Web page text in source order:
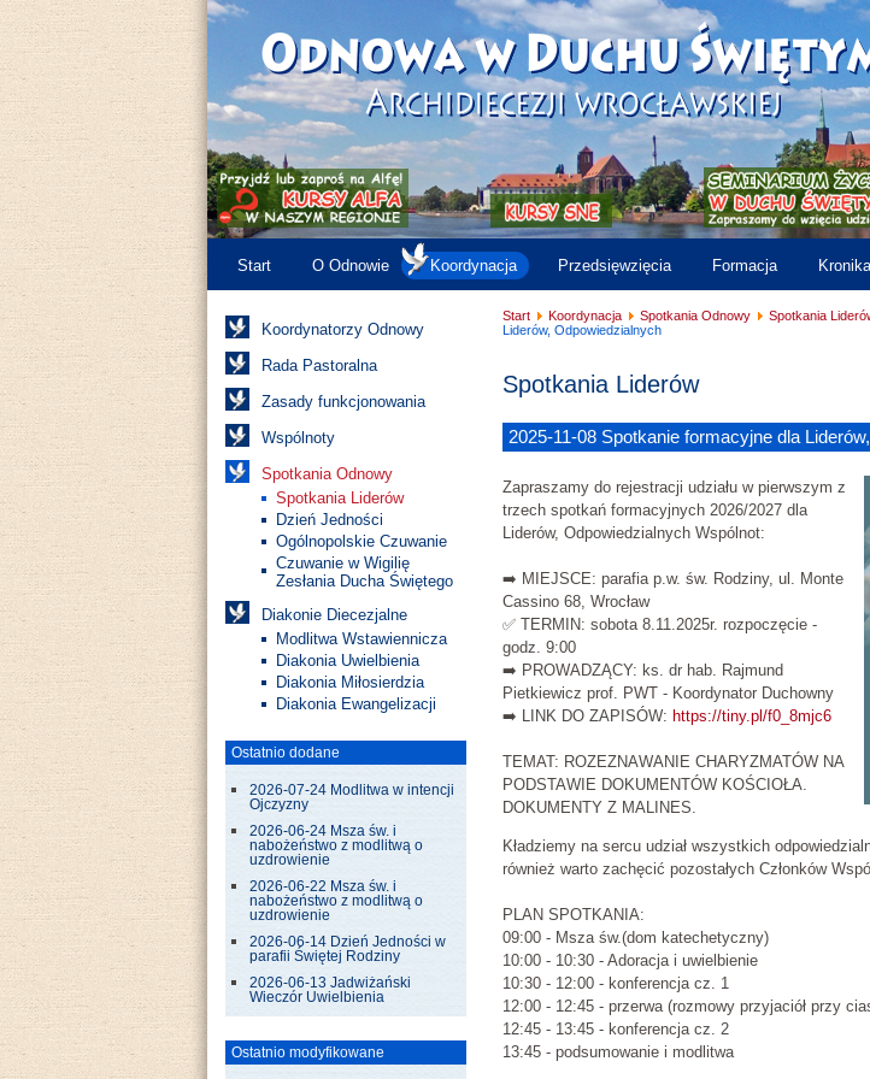
Start O Odnowie Koordynacja Przedsięwzięcia Formacja Kronika
Koordynatorzy Odnowy
Rada Pastoralna
Zasady funkcjonowania
Wspólnoty
Spotkania Odnowy
Spotkania Liderów
Dzień Jedności
Ogólnopolskie Czuwanie
Czuwanie w Wigilię
Zesłania Ducha Świętego
Diakonie Diecezjalne
Modlitwa Wstawiennicza
Diakonia Uwielbienia
Diakonia Miłosierdzia
Diakonia Ewangelizacji
Ostatnio dodane
2026-07-24 Modlitwa w intencji
Ojczyzny
2026-06-24 Msza św. i
nabożeństwo z modlitwą o
uzdrowienie
2026-06-22 Msza św. i
nabożeństwo z modlitwą o
uzdrowienie
2026-06-14 Dzień Jedności w
parafii Świętej Rodziny
2026-06-13 Jadwiżański
Wieczór Uwielbienia
Ostatnio modyfikowane
Start Koordynacja Spotkania Odnowy Spotkania
Liderów, Odpowiedzialnych
Spotkania Liderów
2025-11-08 Spotkanie formacyjne dla
Zapraszamy do rejestracji udziału w pierwszym z
trzech spotkań formacyjnych 2026/2027 dla
Liderów, Odpowiedzialnych Wspólnot:
➡️ MIEJSCE: parafia p.w. św. Rodziny, ul. Monte
Cassino 68, Wrocław
✅ TERMIN: sobota 8.11.2025r. rozpoczęcie -
godz. 9:00
➡️ PROWADZĄCY: ks. dr hab. Rajmund
Pietkiewicz prof. PWT - Koordynator Duchowny
➡️ LINK DO ZAPISÓW: https://tiny.pl/f0_8mjc6
TEMAT: ROZEZNAWANIE CHARYZMATÓW NA
PODSTAWIE DOKUMENTÓW KOŚCIOŁA.
DOKUMENTY Z MALINES.
Kładziemy na sercu udział wszystkich
również warto zachęcić pozostałych Członków
PLAN SPOTKANIA:
09:00 - Msza św.(dom katechetyczny)
10:00 - 10:30 - Adoracja i uwielbienie
10:30 - 12:00 - konferencja cz. 1
12:00 - 12:45 - przerwa (rozmowy przyjaciół przy
12:45 - 13:45 - konferencja cz. 2
13:45 - podsumowanie i modlitwa